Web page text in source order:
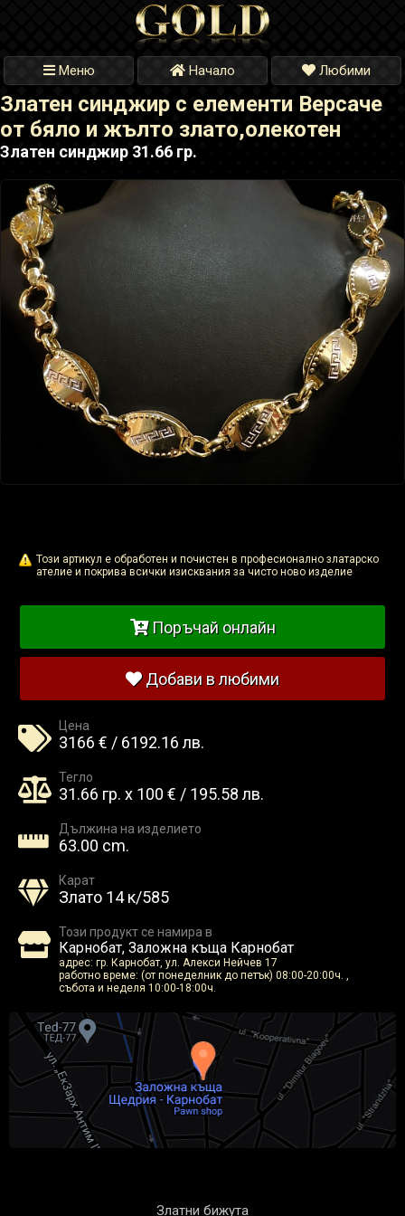
Меню Начало Любими
Златен синджир с елементи Версаче
от бяло и жълто злато,олекотен
Златен синджир 31.66 гр.
Този артикул е обработен и почистен в професионално златарско
ателие и покрива всички изисквания за чисто ново изделие
Поръчай онлайн
Добави в любими
Цена
3166 € / 6192.16 лв.
Тегло
31.66 гр. x 100 € / 195.58 лв.
Дължина на изделието
63.00 cm.
Карат
Злато 14 к/585
Този продукт се намира в
Карнобат, Заложна къща Карнобат
адрес: гр. Карнобат, ул. Алекси Нейчев 17
работно време: (от понеделник до петък) 08:00-20:00ч. ,
събота и неделя 10:00-18:00ч.
Златни бижута